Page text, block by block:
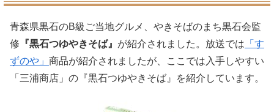
青森県黒石のB級ご当地グルメ、やきそばのまち黒石会監
修 『黒石つゆやきそば』 が紹介されました。放送では 「す
ずのや」 商品が紹介されましたが、ここでは入手しやすい
「三浦商店」の『黒石つゆやきそば』を紹介しています。